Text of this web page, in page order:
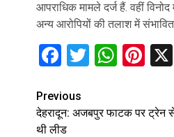
आपराधिक मामले दर्ज हैं. वहीं
अन्य आरोपियों की तलाश में
Facebook
Twitter
Continue
Reading
Previous
देहरादून: अजबपुर फाटक पर ट्रेन
थी लीड